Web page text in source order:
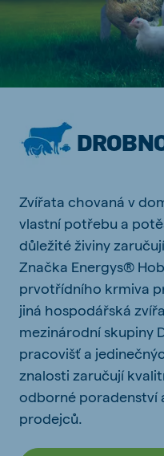
Zvířata chovaná v
vlastní potřebu a
důležité živiny
Značka Energys®
prvotřídního krmiva
jiná hospodářská
mezinárodní skupiny
pracovišť a
znalosti zaručují
odborné poradenství
prodejců.